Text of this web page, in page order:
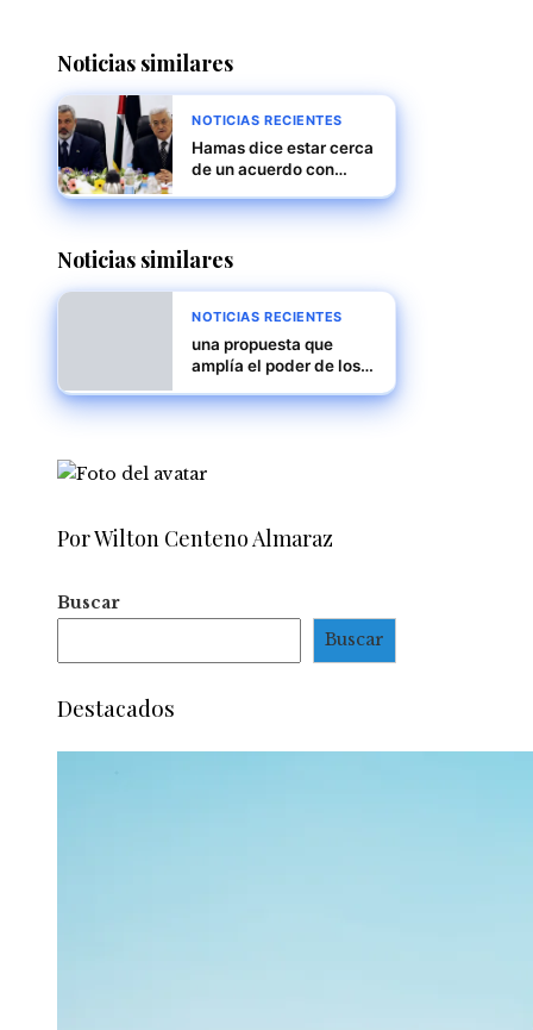
Noticias similares
NOTICIAS RECIENTES
Hamas dice estar cerca
de un acuerdo con
diferencias importantes
Noticias similares
NOTICIAS RECIENTES
una propuesta que
amplía el poder de los
inmigración y
Por Wilton Centeno Almaraz
Buscar
Buscar
Destacados